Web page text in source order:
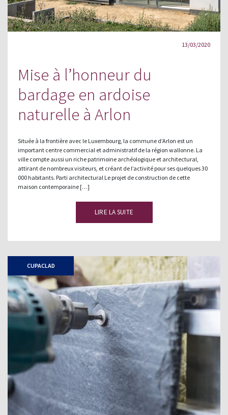
13/03/2020
Mise à l’honneur du
bardage en ardoise
naturelle à Arlon
Située à la frontière avec le Luxembourg, la commune d’Arlon est un
important centre commercial et administratif de la région wallonne. La
ville compte aussi un riche patrimoine archéologique et architectural,
attirant de nombreux visiteurs, et créant de l’activité pour ses quelques 30
000 habitants. Parti architectural Le projet de construction de cette
maison contemporaine […]
LIRE LA SUITE
CUPACLAD